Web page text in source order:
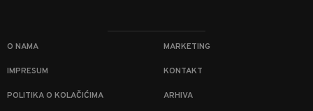
O NAMA MARKETING
IMPRESUM KONTAKT
POLITIKA O KOLAČIĆIMA ARHIVA